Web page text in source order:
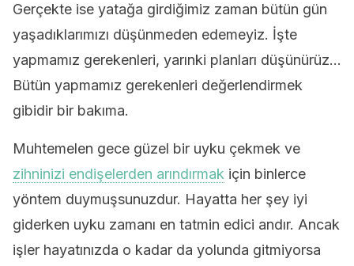
Gerçekte ise yatağa girdiğimiz zaman bütün gün
yaşadıklarımızı düşünmeden edemeyiz. İşte
yapmamız gerekenleri, yarınki planları düşünürüz…
Bütün yapmamız gerekenleri değerlendirmek
gibidir bir bakıma.
Muhtemelen gece güzel bir uyku çekmek ve
zihninizi endişelerden arındırmak için binlerce
yöntem duymuşsunuzdur. Hayatta her şey iyi
giderken uyku zamanı en tatmin edici andır. Ancak
işler hayatınızda o kadar da yolunda gitmiyorsa